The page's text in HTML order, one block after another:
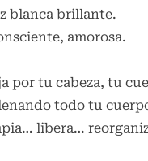
blanca brillante.
amorosa.
por tu cabeza, tu
todo tu
libera…